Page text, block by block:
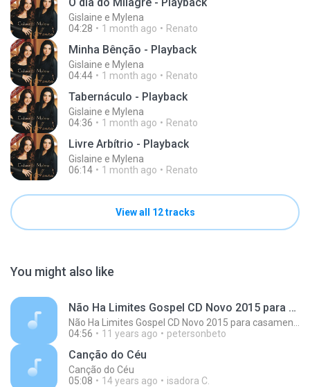
Gislaine e Mylena
04:28
1 month ago Renato
Minha Bênção - Playback
Gislaine e Mylena
04:44
1 month ago Renato
Tabernáculo - Playback
Gislaine e Mylena
04:36
1 month ago Renato
Livre Arbítrio - Playback
Gislaine e Mylena
06:14
1 month ago Renato
View all 12 tracks
You might also like
Não Ha Limites Gospel CD Novo 2015 para casamento casal musica romantica
04:56
11 years ago petersonbeto
Canção do Céu
Canção do Céu
05:08
14 years ago isadora C.